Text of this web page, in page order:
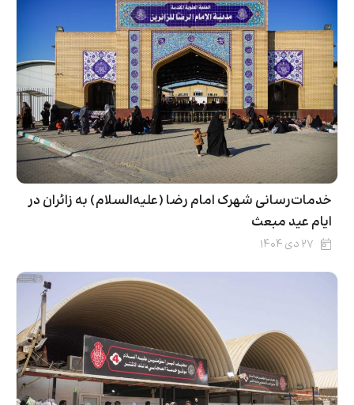
خدمات‌رسانی شهرک امام رضا (علیه‌السلام) به زائران در
ایام عید مبعث
۲۷ دی ۱۴۰۴